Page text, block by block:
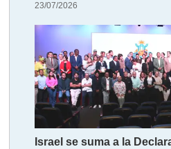
23/07/2026
Israel se suma a la